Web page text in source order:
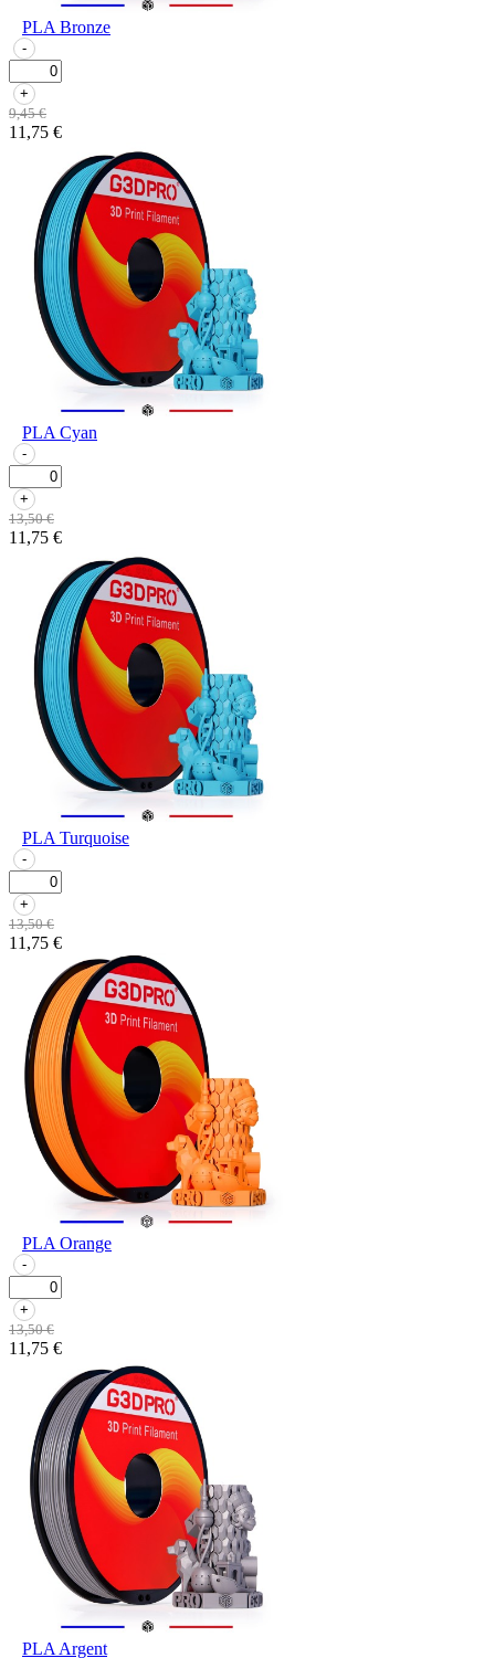
PLA Bronze
-
+
9,45 €
11,75 €
PLA Cyan
-
+
13,50 €
11,75 €
PLA Turquoise
-
+
13,50 €
11,75 €
PLA Orange
-
+
13,50 €
11,75 €
PLA Argent